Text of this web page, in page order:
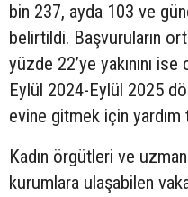
bin 237, ayda 103 ve
belirtildi. Başvuruların
yüzde 22’ye yakınını
Eylül 2024-Eylül 2025
evine gitmek için
Kadın örgütleri ve
kurumlara ulaşabilen